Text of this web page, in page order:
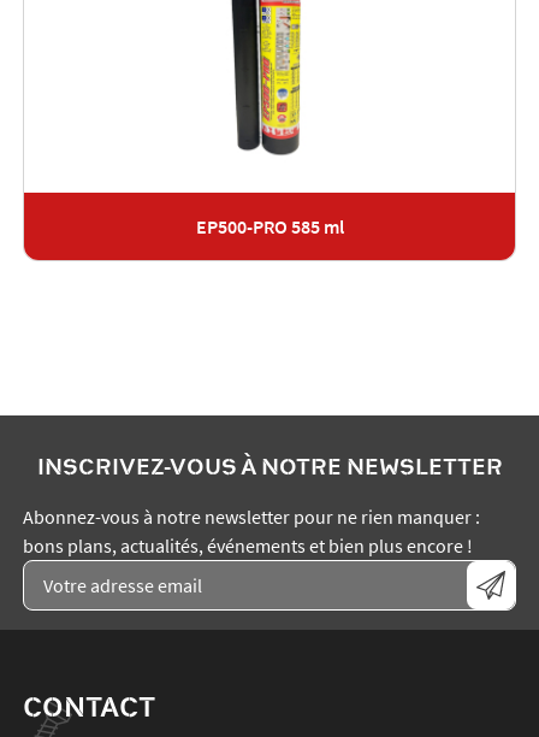
EP500-PRO 585 ml
INSCRIVEZ-VOUS À NOTRE NEWSLETTER
Abonnez-vous à notre newsletter pour ne rien manquer :
bons plans, actualités, événements et bien plus encore !
CONTACT